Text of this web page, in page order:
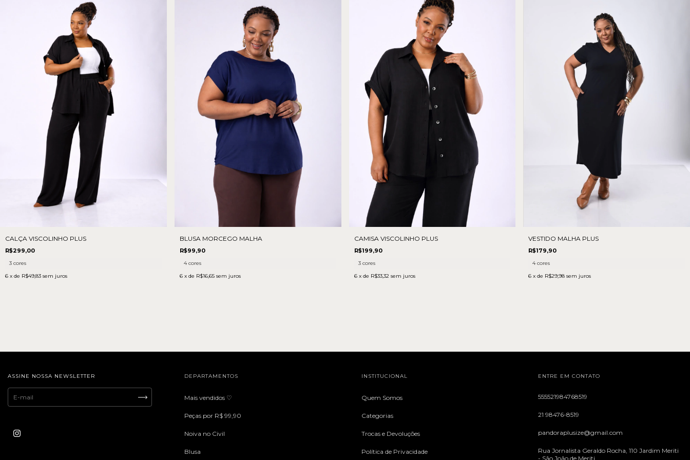
CALÇA VISCOLINHO PLUS
R$299,00
3 cores
6 x de R$49,83 sem juros
BLUSA MORCEGO MALHA
R$99,90
4 cores
6 x de R$16,65 sem juros
CAMISA VISCOLINHO PLUS
R$199,90
3 cores
6 x de R$33,32 sem juros
VESTIDO MALHA PLUS
R$179,90
4 cores
6 x de R$29,98 sem juros
ASSINE NOSSA NEWSLETTER DEPARTAMENTOS
Mais vendidos ♡
Peças por R$ 99,90
Noiva no Civil
Blusa
INSTITUCIONAL
Quem Somos
Categorias
Trocas e Devoluções
Política de Privacidade
ENTRE EM CONTATO
555521984768519
21 98476-8519
pandoraplusize@gmail.com
Rua Jornalista Geraldo Rocha, 110 Jardim Meriti
- São João de Meriti